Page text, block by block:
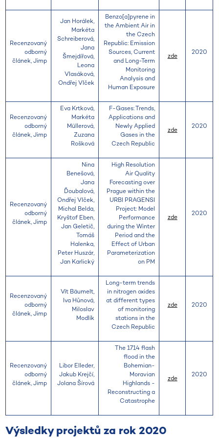
Recenzovaný
odborný
článek, Jimp
Jan Horálek,
Markéta
Schreiberová,
Jana
Šmejdířová,
Leona
Vlasáková,
Ondřej Vlček
Benzo[a]pyrene in
the Ambient Air in
the Czech
Republic: Emission
Sources, Current
and Long-Term
Monitoring
Analysis and
Human Exposure
zde 2020
Recenzovaný
odborný
článek, Jimp
Eva Krtková,
Markéta
Müllerová,
Zuzana
Rošková
F-Gases: Trends,
Applications and
Newly Applied
Gases in the
Czech Republic
zde 2020
Recenzovaný
odborný
článek, Jimp
Nina
Benešová,
Jana
Ďoubalová,
Ondřej Vlček,
Michal Belda,
Kryštof Eben,
Jan Geletič,
Tomáš
Halenka,
Peter Huszár,
Jan Karlický
High Resolution
Air Quality
Forecasting over
Prague within the
URBI PRAGENSI
Project: Model
Performance
during the Winter
Period and the
Effect of Urban
Parameterization
on PM
zde 2020
Recenzovaný
odborný
článek, Jimp
Vít Bäumelt,
Iva Hůnová,
Miloslav
Modlík
Long-term trends
in nitrogen oxides
at different types
of monitoring
stations in the
Czech Republic
zde 2020
Recenzovaný
odborný
článek, Jimp
Libor Elleder,
Jakub Krejčí,
Jolana Šírová
The 1714 flash
flood in the
Bohemian-
Moravian
Highlands -
Reconstructing a
Catastrophe
zde 2020
Výsledky projektů za rok 2020